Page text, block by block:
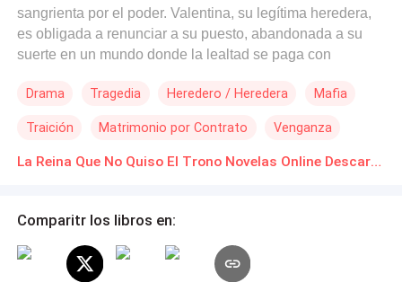
sangrienta por el poder. Valentina, su legítima heredera,
es obligada a renunciar a su puesto, abandonada a su
suerte en un mundo donde la lealtad se paga con
en su vida Mateo, el amor prohibido de su infancia. Él
hombre que regresa de las sombras no es el mismo que
ella recordaba. Un secreto enterrado por años amenaza
llegará para destruir la organización que su padre alguna
Drama Tragedia Heredero / Heredera Mafia
Traición Matrimonio por Contrato Venganza
La Reina Que No Quiso El Trono Novelas Online Descarga gratuita de PDF
Comparitr los libros en: